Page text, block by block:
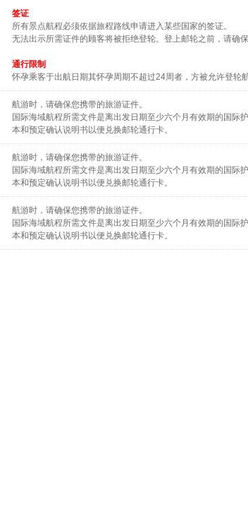
签证
所有景点航程必须依据旅程路线申请进入某些国家的签证。
无法出示所需证件的顾客将被拒绝登轮。登上邮轮之前，请确
通行限制
怀孕乘客于出航日期其怀孕周期不超过24周者，方被允许登轮
航游时，请确保您携带的旅游证件。
国际海域航程所需文件是离出发日期至少六个月有效期的国际
本和预定确认说明书以便兑换邮轮通行卡。
航游时，请确保您携带的旅游证件。
国际海域航程所需文件是离出发日期至少六个月有效期的国际
本和预定确认说明书以便兑换邮轮通行卡。
航游时，请确保您携带的旅游证件。
国际海域航程所需文件是离出发日期至少六个月有效期的国际
本和预定确认说明书以便兑换邮轮通行卡。